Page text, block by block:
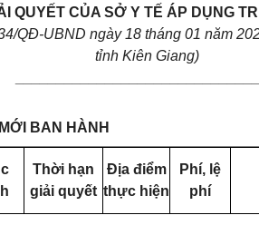
QUYẾT CỦA SỞ Y TẾ ÁP DỤNG
QĐ-UBND ngày 18 tháng 01 năm
tỉnh Kiên Giang)
BAN HÀNH
Thời hạn
giải quyết
Địa điểm
thực hiện
Phí, lệ
phí